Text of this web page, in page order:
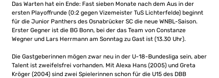
Das Warten hat ein Ende: Fast sieben Monate nach dem Aus in der
ersten Playoffrunde (0:2 gegen Vizemeister TuS Lichterfelde) beginnt
für die Junior Panthers des Osnabrücker SC die neue WNBL-Saison.
Erster Gegner ist die BG Bonn, bei der das Team von Constanze
Wegner und Lars Herrmann am Sonntag zu Gast ist (13.30 Uhr).
Die Gastgeberinnen mögen zwar neu in der U-18-Bundesliga sein, aber
Talent ist zweifelsfrei vorhanden. Mit Alexa Hans (2005) und Greta
Kröger (2004) sind zwei Spielerinnen schon für die U15 des DBB